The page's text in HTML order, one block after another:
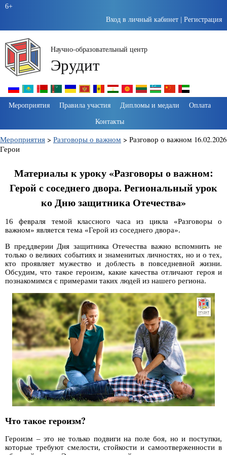
6+
Вход в личный кабинет
Регистрация
Научно-образовательный центр
Эрудит
Пропустить
навигацию
Мероприятия Правила участия Дипломы и медали
Оплата
Контакты
Мероприятия > Разговоры о важном > Разговор о важном 16.02.2026
Герои
Материалы к уроку «Разговоры о важном:
Герой с соседнего двора. Региональный урок
ко Дню защитника Отечества»
16 февраля темой классного часа из цикла «Разговоры о
важном» является тема «Герой из соседнего двора».
В преддверии Дня защитника Отечества важно вспомнить не
только о великих событиях и знаменитых личностях, но и о тех,
кто проявляет мужество и доблесть в повседневной жизни.
Обсудим, что такое героизм, какие качества отличают героя и
познакомимся с примерами таких людей из нашего региона.
Что такое героизм?
Героизм – это не только подвиги на поле боя, но и поступки,
которые требуют смелости, стойкости и самоотверженности в